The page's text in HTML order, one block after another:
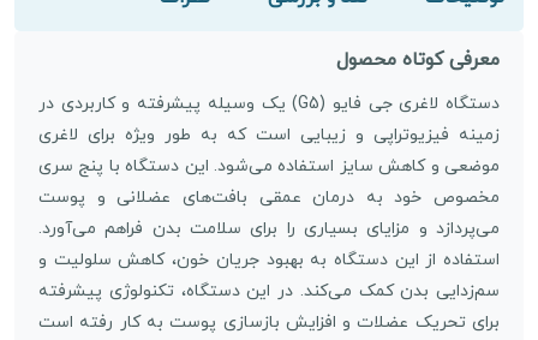
معرفی کوتاه محصول
دستگاه لاغری جی فایو (G5) یک وسیله پیشرفته و کاربردی در
زمینه فیزیوتراپی و زیبایی است که به طور ویژه برای لاغری
موضعی و کاهش سایز استفاده می‌شود. این دستگاه با پنج سری
مخصوص خود به درمان عمقی بافت‌های عضلانی و پوست
می‌پردازد و مزایای بسیاری را برای سلامت بدن فراهم می‌آورد.
استفاده از این دستگاه به بهبود جریان خون، کاهش سلولیت و
سم‌زدایی بدن کمک می‌کند. در این دستگاه، تکنولوژی پیشرفته
برای تحریک عضلات و افزایش بازسازی پوست به کار رفته است